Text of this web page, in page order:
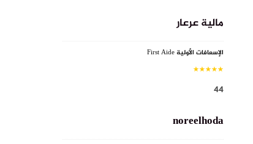
مالية عرعار
الإسعافات الأولية First Aide
44
noreelhoda